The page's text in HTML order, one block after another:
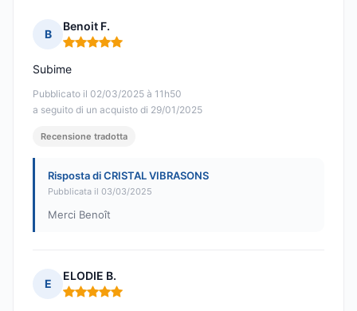
B
Benoit F.
Nota: 5 su 5
Pubblicato il 02/03/2025 à 11h50
a seguito di un acquisto di 29/01/2025
Subime
Recensione tradotta
Risposta di CRISTAL VIBRASONS
Pubblicata il 03/03/2025
Merci Benoît
E
ELODIE B.
Nota: 5 su 5